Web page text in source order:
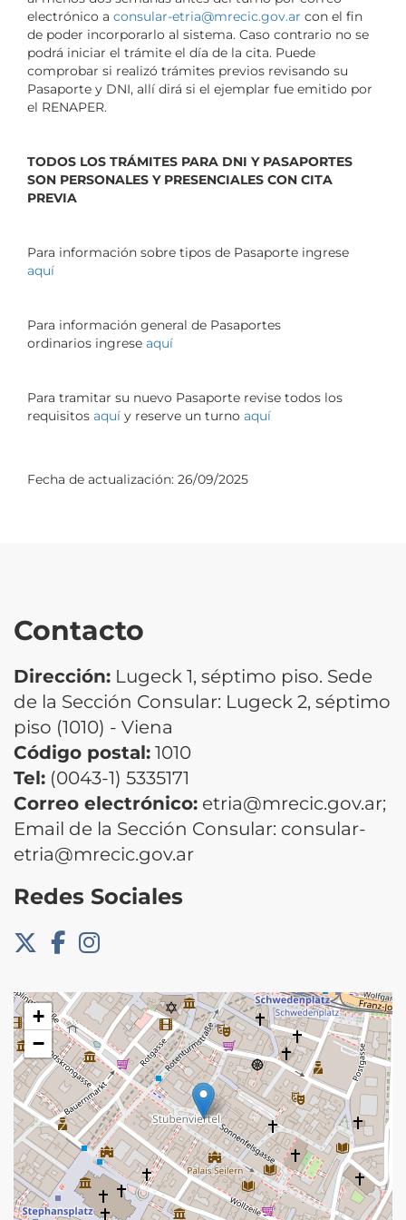
electrónico a consular-etria@mrecic.gov.ar con el fin
de poder incorporarlo al sistema. Caso contrario no se
podrá iniciar el trámite el día de la cita. Puede
comprobar si realizó trámites previos revisando su
Pasaporte y DNI, allí dirá si el ejemplar fue emitido por
el RENAPER.
TODOS LOS TRÁMITES PARA DNI Y PASAPORTES
SON PERSONALES Y PRESENCIALES CON CITA
PREVIA
Para información sobre tipos de Pasaporte ingrese
aquí
Para información general de Pasaportes
ordinarios ingrese aquí
Para tramitar su nuevo Pasaporte revise todos los
requisitos aquí y reserve un turno aquí
Fecha de actualización: 26/09/2025
Contacto
Dirección: Lugeck 1, séptimo piso. Sede
de la Sección Consular: Lugeck 2, séptimo
piso (1010) - Viena
Código postal: 1010
Tel: (0043-1) 5335171
Correo electrónico: etria@mrecic.gov.ar;
Email de la Sección Consular: consular-
etria@mrecic.gov.ar
Redes Sociales
+
−